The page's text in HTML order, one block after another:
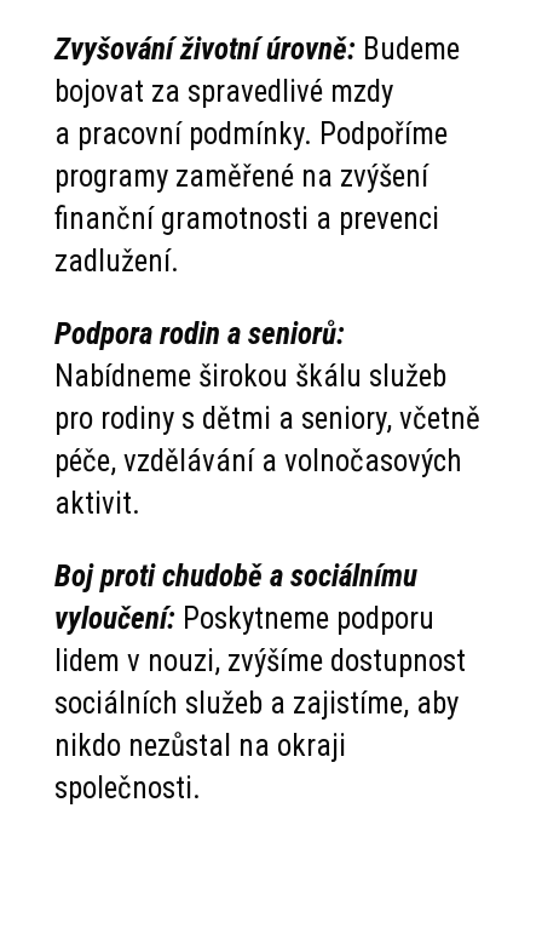
Zvyšování životní úrovně: Budeme
bojovat za spravedlivé mzdy
a pracovní podmínky. Podpoříme
programy zaměřené na zvýšení
finanční gramotnosti a prevenci
zadlužení.
Podpora rodin a seniorů:
Nabídneme širokou škálu služeb
pro rodiny s dětmi a seniory, včetně
péče, vzdělávání a volnočasových
aktivit.
Boj proti chudobě a sociálnímu
vyloučení: Poskytneme podporu
lidem v nouzi, zvýšíme dostupnost
sociálních služeb a zajistíme, aby
nikdo nezůstal na okraji
společnosti.